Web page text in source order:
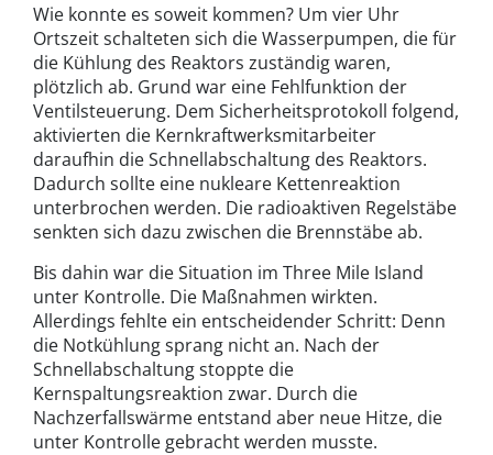
Wie konnte es soweit kommen? Um vier Uhr
Ortszeit schalteten sich die Wasserpumpen, die für
die Kühlung des Reaktors zuständig waren,
plötzlich ab. Grund war eine Fehlfunktion der
Ventilsteuerung. Dem Sicherheitsprotokoll folgend,
aktivierten die Kernkraftwerksmitarbeiter
daraufhin die Schnellabschaltung des Reaktors.
Dadurch sollte eine nukleare Kettenreaktion
unterbrochen werden. Die radioaktiven Regelstäbe
senkten sich dazu zwischen die Brennstäbe ab.
Bis dahin war die Situation im Three Mile Island
unter Kontrolle. Die Maßnahmen wirkten.
Allerdings fehlte ein entscheidender Schritt: Denn
die Notkühlung sprang nicht an. Nach der
Schnellabschaltung stoppte die
Kernspaltungsreaktion zwar. Durch die
Nachzerfallswärme entstand aber neue Hitze, die
unter Kontrolle gebracht werden musste.